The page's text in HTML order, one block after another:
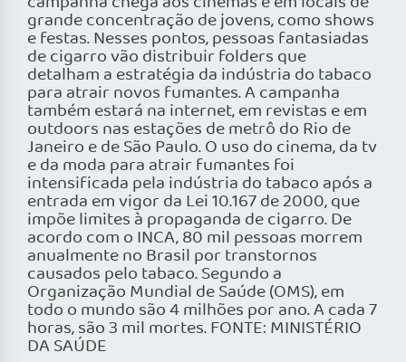
grande concentração de jovens, como shows
e festas. Nesses pontos, pessoas fantasiadas
de cigarro vão distribuir folders que
detalham a estratégia da indústria do tabaco
para atrair novos fumantes. A campanha
também estará na internet, em revistas e em
outdoors nas estações de metrô do Rio de
Janeiro e de São Paulo. O uso do cinema, da tv
e da moda para atrair fumantes foi
intensificada pela indústria do tabaco após a
entrada em vigor da Lei 10.167 de 2000, que
impõe limites à propaganda de cigarro. De
acordo com o INCA, 80 mil pessoas morrem
anualmente no Brasil por transtornos
causados pelo tabaco. Segundo a
Organização Mundial de Saúde (OMS), em
todo o mundo são 4 milhões por ano. A cada 7
horas, são 3 mil mortes. FONTE: MINISTÉRIO
DA SAÚDE